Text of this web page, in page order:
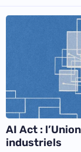
AI Act :
industriels